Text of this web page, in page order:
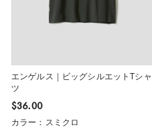
エンゲルス｜ビッグシルエットTシャ
ツ
$‌36.00
カラー：スミクロ